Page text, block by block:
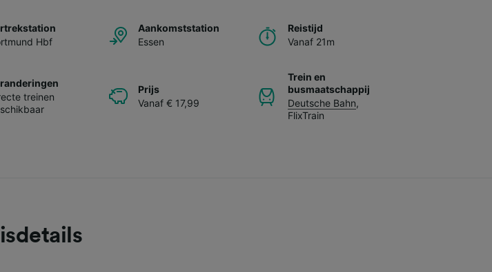
Hbf
Aankomststation
Essen
Reistijd
Vanaf 21m
treinen
Prijs
Vanaf € 17,99
Trein en
busmaatschappij
Deutsche Bahn,
FlixTrain